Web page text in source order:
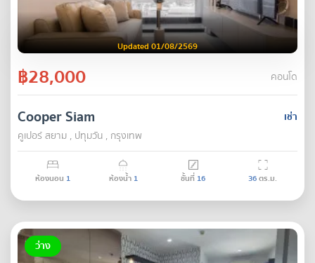
Updated 01/08/2569
฿28,000 คอนโด
เช่า
Cooper Siam
คูเปอร์ สยาม , ปทุมวัน , กรุงเทพ
ห้องนอน 1 ห้องน้ำ 1 ชั้นที่ 16 36ตร.ม.
ว่าง